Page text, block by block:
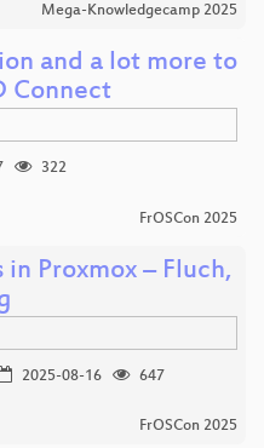
Mega-Knowledgecamp 2025
and a lot more to
Connect
322
FrOSCon 2025
Proxmox – Fluch,
2025-08-16
647
FrOSCon 2025